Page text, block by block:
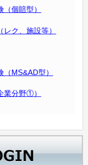
個賠型）
ク、施設等）
（MS&AD型）
業分野①）